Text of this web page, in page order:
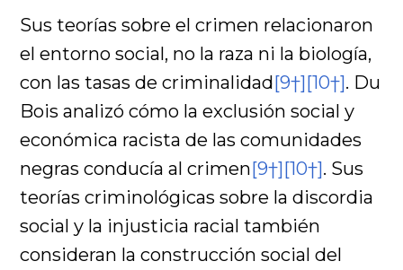
Sus teorías sobre el crimen relacionaron
el entorno social, no la raza ni la biología,
con las tasas de criminalidad[9†][10†]. Du
Bois analizó cómo la exclusión social y
económica racista de las comunidades
negras conducía al crimen[9†][10†]. Sus
teorías criminológicas sobre la discordia
social y la injusticia racial también
consideran la construcción social del